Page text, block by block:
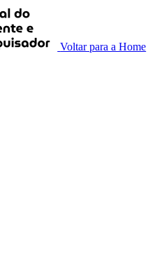
Voltar para a Home